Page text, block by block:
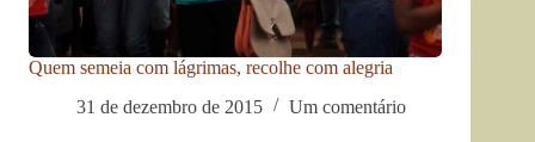
Quem semeia com lágrimas, recolhe com alegria
31 de dezembro de 2015
Um comentário